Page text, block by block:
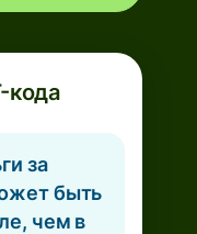
кода
за
быть
чем в